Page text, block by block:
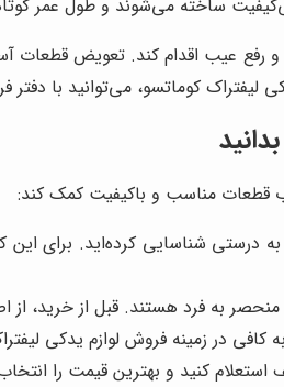
ساخته می‌شوند و طول عمر
و رفع عیب اقدام کند. تعویض
کوماتسو، می‌توانید با دفتر
قطعات مناسب و باکیفیت کمک کند:
درستی شناسایی کرده‌اید. برای
به فرد هستند. قبل از خرید،
کافی در زمینه فروش لوازم یدکی
کنید و بهترین قیمت را